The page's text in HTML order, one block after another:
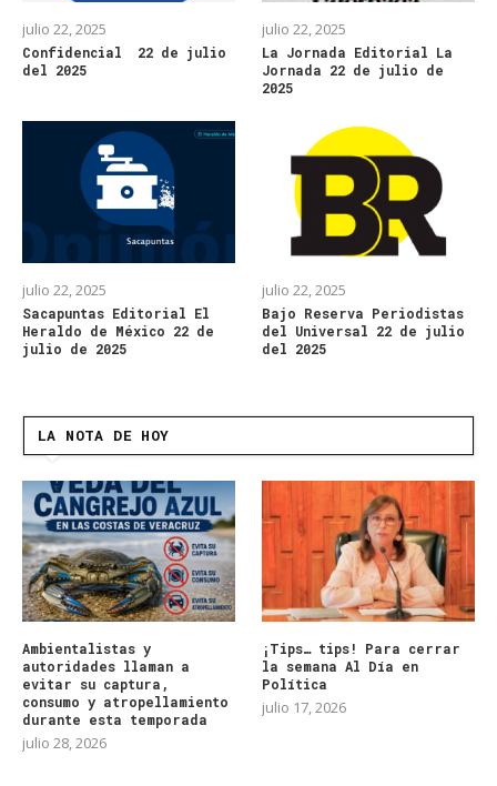
julio 22, 2025
Confidencial 22 de julio
del 2025
julio 22, 2025
La Jornada Editorial La
Jornada 22 de julio de
2025
julio 22, 2025
Sacapuntas Editorial El
Heraldo de México 22 de
julio de 2025
julio 22, 2025
Bajo Reserva Periodistas
del Universal 22 de julio
del 2025
LA NOTA DE HOY
Ambientalistas y
autoridades llaman a
evitar su captura,
consumo y atropellamiento
durante esta temporada
julio 28, 2026
¡Tips… tips! Para cerrar
la semana Al Día en
Política
julio 17, 2026